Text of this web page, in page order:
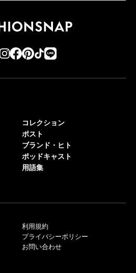
コレクション
ポスト
ブランド・ヒト
ポッドキャスト
用語集
利用規約
プライバシーポリシー
お問い合わせ